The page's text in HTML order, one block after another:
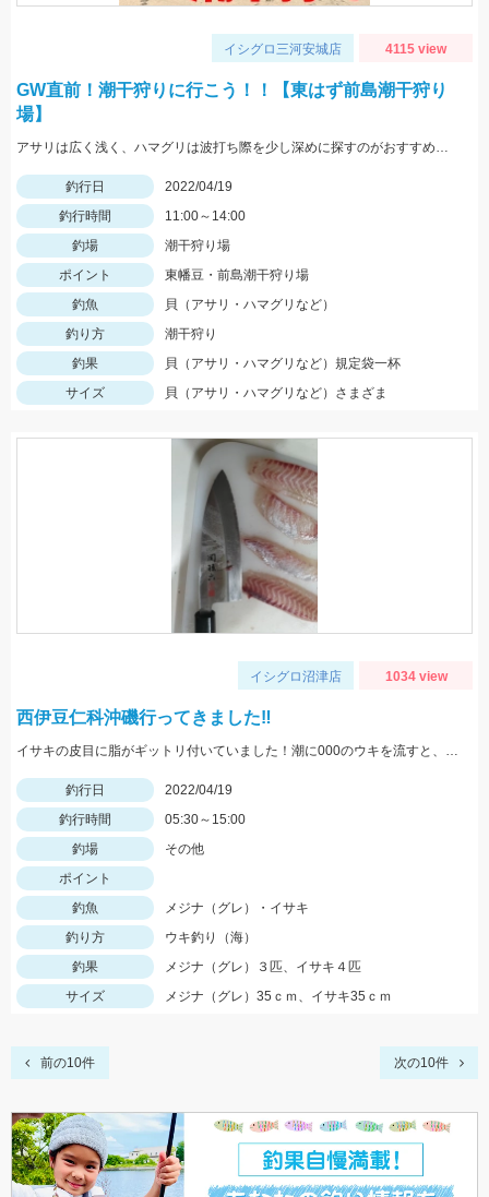
イシグロ三河安城店 4115 view
GW直前！潮干狩りに行こう！！【東はず前島潮干狩り
場】
アサリは広く浅く、ハマグリは波打ち際を少し深めに探すのがおすすめ。海水持ち帰り用に1.5L以上のペットボトルを持参しましょう。
釣行日
2022/04/19
釣行時間
11:00～14:00
釣場
潮干狩り場
ポイント
東幡豆・前島潮干狩り場
釣魚
貝（アサリ・ハマグリなど）
釣り方
潮干狩り
釣果
貝（アサリ・ハマグリなど）規定袋一杯
サイズ
貝（アサリ・ハマグリなど）さまざま
イシグロ沼津店 1034 view
西伊豆仁科沖磯行ってきました‼
イサキの皮目に脂がギットリ付いていました！潮に000のウキを流すと、イサキが喰ってきました。
釣行日
2022/04/19
釣行時間
05:30～15:00
釣場
その他
ポイント
釣魚
メジナ（グレ）・イサキ
釣り方
ウキ釣り（海）
釣果
メジナ（グレ）３匹、イサキ４匹
サイズ
メジナ（グレ）35ｃｍ、イサキ35ｃｍ
前の10件 次の10件